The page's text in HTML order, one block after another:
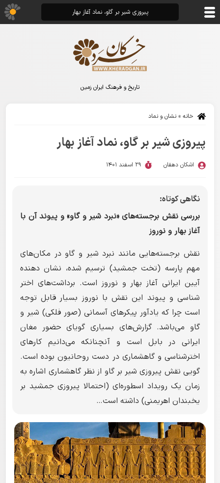
تاریخ و فرهنگ ایران زمین
خانه » نشان و نماد
پیروزی شیر بر گاو، نماد آغاز بهار
اشکان دهقان 29 اسفند 1401
نگاهی کوتاه:
بررسی نقش برجسته‌های «نبرد شیر و گاو» و پیوند آن با
آغاز بهار و نوروز
نقش برجسته‌هایی مانند نبرد شیر و گاو در مکان‌های
مهم پارسه (تخت جمشید) ترسیم شده، نشان دهنده
آیین ایرانی آغاز بهار و نوروز است. برداشت‌های اختر
شناسی و پیوند این نقش با نوروز بسیار قابل توجه
است چرا که یادآور پیکرهای آسمانی (صور فلکی) شیر و
گاو می‌باشد. گزارش‌های بسیاری گویای حضور مغان
ایرانی در بابل است و آنچنانکه می‌دانیم کارهای
اخترشناسی و گاهشماری در دست روحانیون بوده است.
گویی نقش پیروزی شیر بر گاو از نظر گاهشماری اشاره به
زمان یک رویداد اسطوره‌ای (احتمالا پیروزی جمشید بر
یخبندان اهریمنی) داشته است…
پیروزی شیر بر گاو، نماد آغاز بهار